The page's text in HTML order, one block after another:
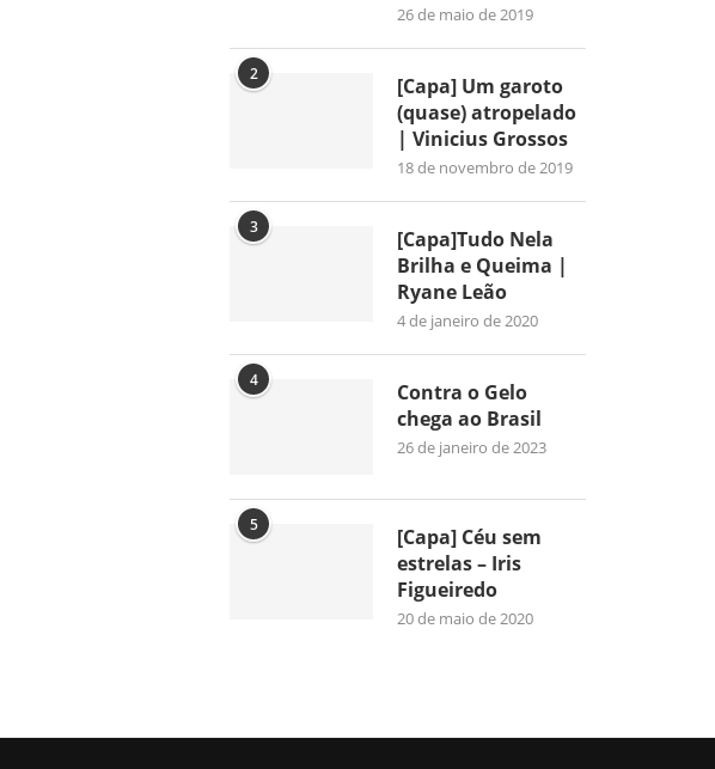
26 de maio de 2019
2
[Capa] Um garoto
(quase) atropelado
| Vinicius Grossos
18 de novembro de 2019
3
[Capa]Tudo Nela
Brilha e Queima |
Ryane Leão
4 de janeiro de 2020
4
Contra o Gelo
chega ao Brasil
26 de janeiro de 2023
5
[Capa] Céu sem
estrelas – Iris
Figueiredo
20 de maio de 2020